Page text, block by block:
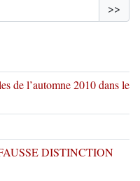
>>
de l’automne 2010 dans le
DISTINCTION